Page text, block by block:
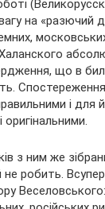
на «разючий
що в
і для
з ним же
не робить.